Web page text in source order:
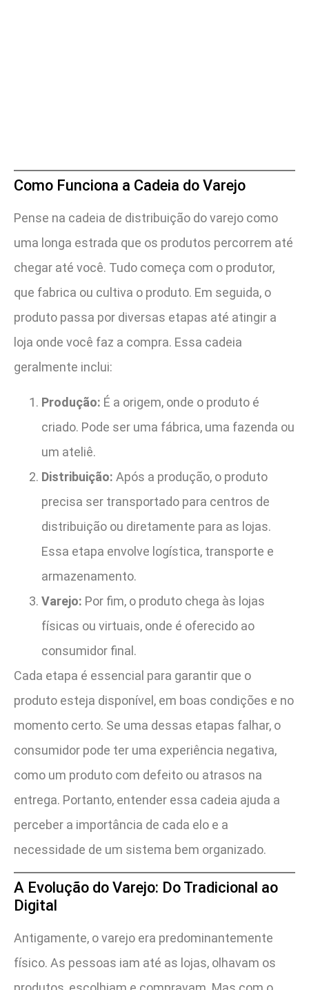
Como Funciona a Cadeia do Varejo
Pense na cadeia de distribuição do varejo como
uma longa estrada que os produtos percorrem até
chegar até você. Tudo começa com o produtor,
que fabrica ou cultiva o produto. Em seguida, o
produto passa por diversas etapas até atingir a
loja onde você faz a compra. Essa cadeia
geralmente inclui:
Produção: É a origem, onde o produto é
criado. Pode ser uma fábrica, uma fazenda ou
um ateliê.
Distribuição: Após a produção, o produto
precisa ser transportado para centros de
distribuição ou diretamente para as lojas.
Essa etapa envolve logística, transporte e
armazenamento.
Varejo: Por fim, o produto chega às lojas
físicas ou virtuais, onde é oferecido ao
consumidor final.
Cada etapa é essencial para garantir que o
produto esteja disponível, em boas condições e no
momento certo. Se uma dessas etapas falhar, o
consumidor pode ter uma experiência negativa,
como um produto com defeito ou atrasos na
entrega. Portanto, entender essa cadeia ajuda a
perceber a importância de cada elo e a
necessidade de um sistema bem organizado.
A Evolução do Varejo: Do Tradicional ao
Digital
Antigamente, o varejo era predominantemente
físico. As pessoas iam até as lojas, olhavam os